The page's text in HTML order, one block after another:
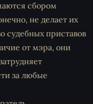
сбором
не делает их
судебных приставов
от мэра, они
за любые